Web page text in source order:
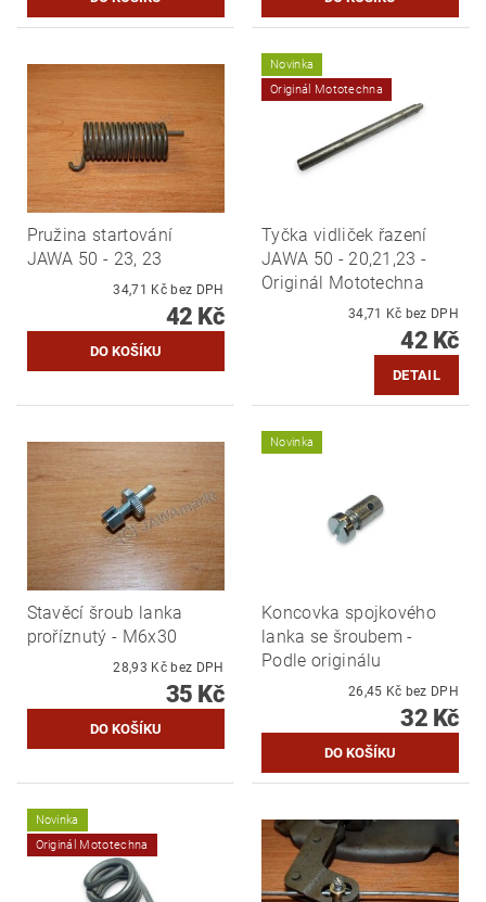
Pružina startování
JAWA 50 - 23, 23
34,71 Kč bez DPH
42 Kč
Novinka
Originál Mototechna
Tyčka vidliček řazení
JAWA 50 - 20,21,23 -
Originál Mototechna
34,71 Kč bez DPH
42 Kč
DETAIL
Stavěcí šroub lanka
proříznutý - M6x30
28,93 Kč bez DPH
35 Kč
Novinka
Koncovka spojkového
lanka se šroubem -
Podle originálu
26,45 Kč bez DPH
32 Kč
Novinka
Originál Mototechna